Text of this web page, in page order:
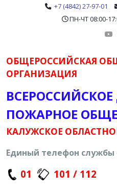
+7 (4842) 27-97-01
ПН-ЧТ 08:00-
ОБЩЕРОССИЙСКАЯ
ОРГАНИЗАЦИЯ
ПОЖАРНОЕ
КАЛУЖСКОЕ
Единый телефон службы
01 101 / 112